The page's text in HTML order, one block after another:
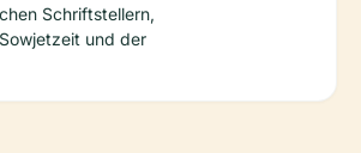
Schriftstellern,
und der